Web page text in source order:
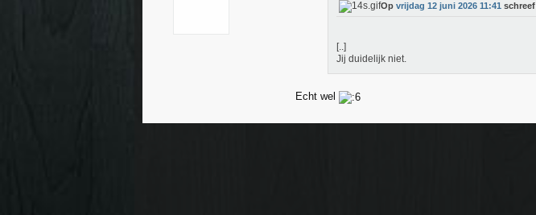
Op vrijdag 12 juni 2026 11:41 schreef
[..]
Jij duidelijk niet.
Echt wel